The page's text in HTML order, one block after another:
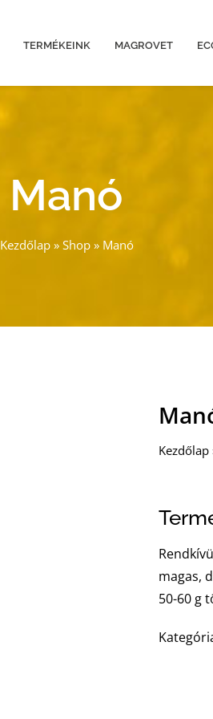
TERMÉKEINK MAGROVET
Manó
Kezdőlap» Shop» Manó
Kezdőlap
magas,
50-60 g